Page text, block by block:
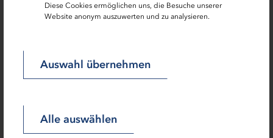
Diese Cookies ermöglichen uns, die Besuche unserer
Website anonym auszuwerten und zu analysieren.
Auswahl übernehmen
Alle auswählen